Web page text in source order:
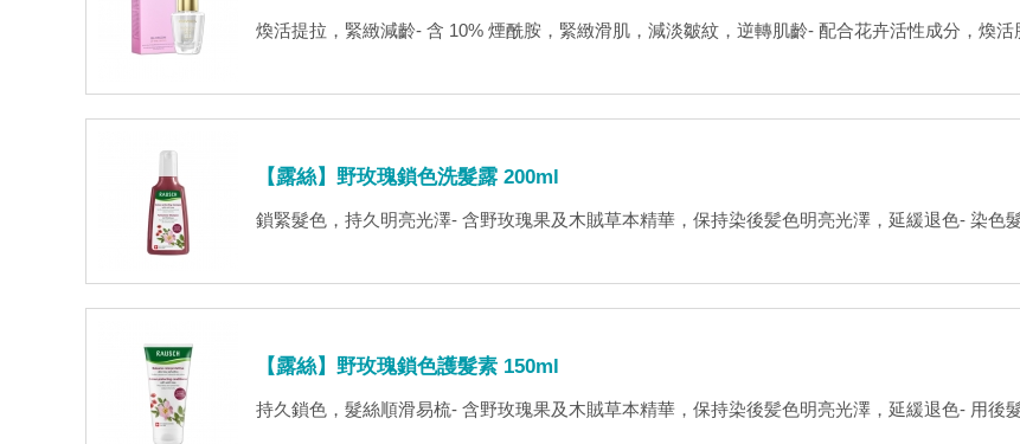
煥活提拉，緊緻減齡- 含 10% 煙酰胺，緊緻滑肌，減淡皺紋，逆轉肌齡- 配合花卉活性成分，煥
【露絲】野玫瑰鎖色洗髮露 200ml
鎖緊髮色，持久明亮光澤- 含野玫瑰果及木賊草本精華，保持染後髪色明亮光澤，延緩退色- 染色
【露絲】野玫瑰鎖色護髮素 150ml
持久鎖色，髮絲順滑易梳- 含野玫瑰果及木賊草本精華，保持染後髪色明亮光澤，延緩退色- 用後